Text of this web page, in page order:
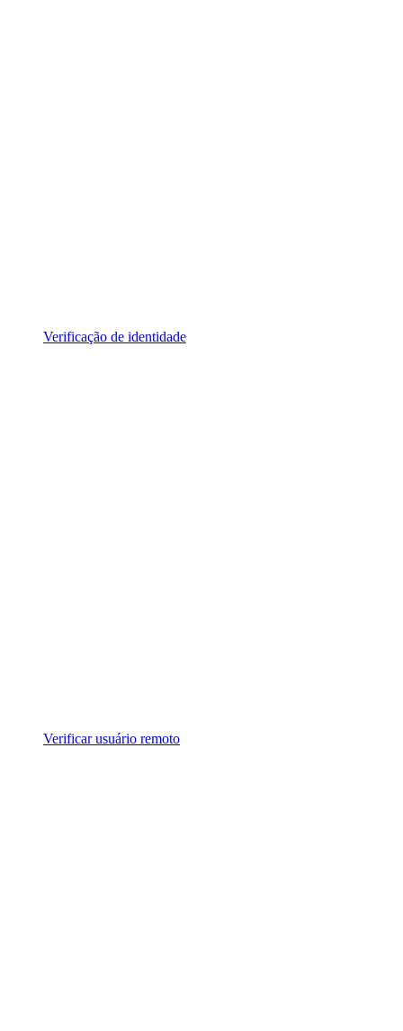
Verificação de identidade
Verificar usuário remoto